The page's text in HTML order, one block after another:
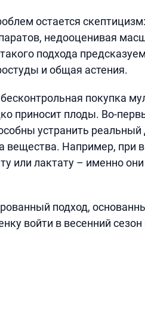
остается
недооценивая
подхода
и общая астения.
покупка
приносит плоды. Во-
устранить
вещества. Например, при
или лактату – именно
подход,
войти в весенний